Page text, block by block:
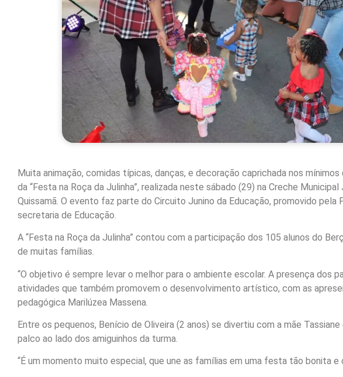
Muita animação, comidas típicas, danças, e decoração caprichada nos
da “Festa na Roça da Julinha”, realizada neste sábado (29) na Creche
Quissamã. O evento faz parte do Circuito Junino da Educação, promovido pela
secretaria de Educação.
A “Festa na Roça da Julinha” contou com a participação dos 105 alunos do
de muitas famílias.
“O objetivo é sempre levar o melhor para o ambiente escolar. A presença dos
atividades que também promovem o desenvolvimento artístico, com as
pedagógica Marilúzea Massena.
Entre os pequenos, Benício de Oliveira (2 anos) se divertiu com a mãe
palco ao lado dos amiguinhos da turma.
“É um momento muito especial, que une as famílias em uma festa tão bonita e